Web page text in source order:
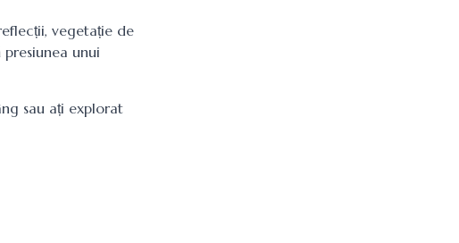
vegetație de
unui
sau ați explorat